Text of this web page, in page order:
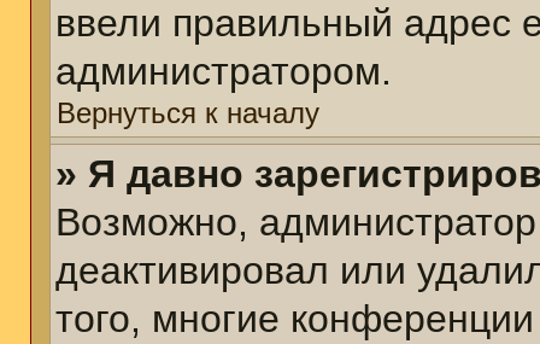
ввели правильный адрес
администратором.
Вернуться к началу
» Я давно
Возможно,
деактивировал или
того, многие